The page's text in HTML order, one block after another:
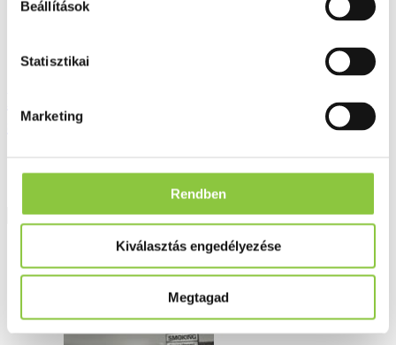
Beállítások
Statisztikai
Marketing
Rendben
Kiválasztás engedélyezése
Megtagad
szívinfarktus-megelőzés, kezelés
1 190 Ft
Részletek